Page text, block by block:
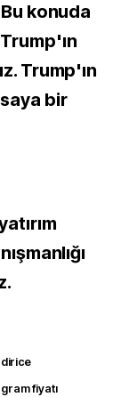
Bu konuda
Trump'ın
bir
gram fiyatı